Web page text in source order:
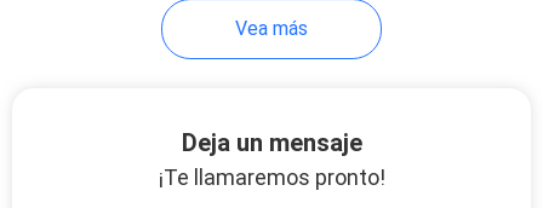
Vea más
Deja un mensaje
¡Te llamaremos pronto!